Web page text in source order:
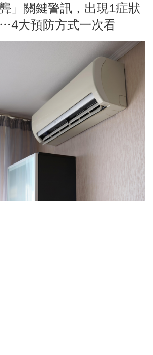
」關鍵警訊，出現1症狀
大預防方式一次看